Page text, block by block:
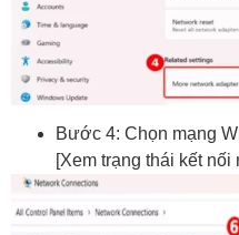
Bước 4: Chọn mạng
[Xem trạng thái kết nối